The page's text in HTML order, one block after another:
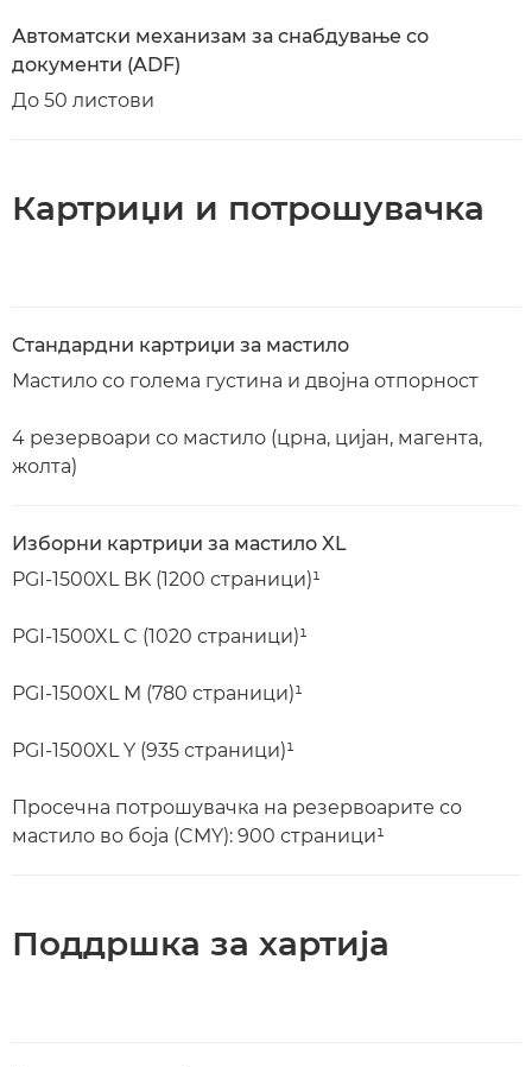
Автоматски механизам за снабдување со
документи (ADF)
До 50 листови
Картриџи и потрошувачка
Стандардни картриџи за мастило
Мастило со голема густина и двојна отпорност
4 резервоари со мастило (црна, цијан, магента,
жолта)
Изборни картриџи за мастило XL
PGI-1500XL BK (1200 страници)¹
PGI-1500XL C (1020 страници)¹
PGI-1500XL M (780 страници)¹
PGI-1500XL Y (935 страници)¹
Просечна потрошувачка на резервоарите со
мастило во боја (CMY): 900 страници¹
Поддршка за хартија